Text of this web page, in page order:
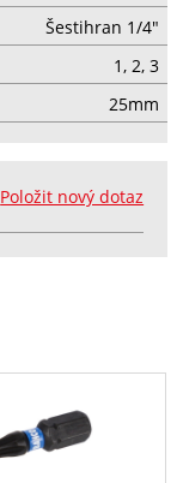
Šestihran 1/4"
1, 2, 3
25mm
Položit nový dotaz